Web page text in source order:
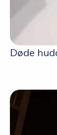
Døde